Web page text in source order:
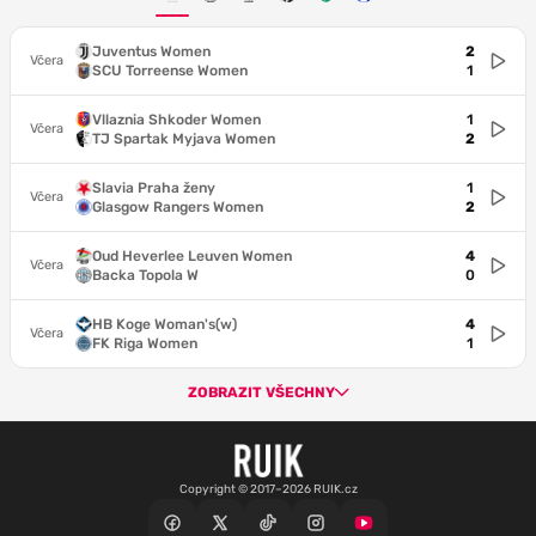
Včera
Juventus Women
SCU Torreense Women
2
1
Včera
Vllaznia Shkoder Women
TJ Spartak Myjava Women
1
2
Včera
Slavia Praha ženy
Glasgow Rangers Women
1
2
Včera
Oud Heverlee Leuven Women
Backa Topola W
4
0
Včera
HB Koge Woman's(w)
FK Riga Women
4
1
ZOBRAZIT VŠECHNY
Copyright © 2017–2026 RUIK.cz